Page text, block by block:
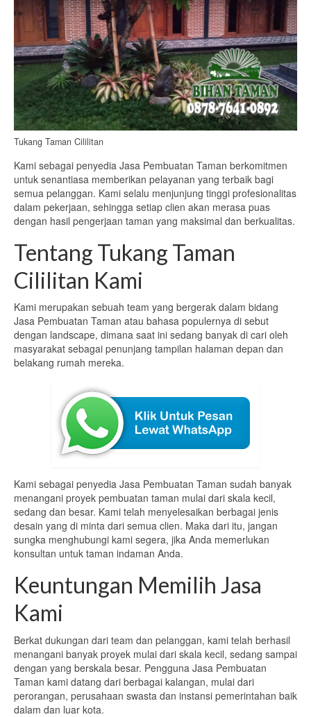
Tukang Taman Cililitan
Kami sebagai penyedia Jasa Pembuatan Taman berkomitmen
untuk senantiasa memberikan pelayanan yang terbaik bagi
semua pelanggan. Kami selalu menjunjung tinggi profesionalitas
dalam pekerjaan, sehingga setiap clien akan merasa puas
dengan hasil pengerjaan taman yang maksimal dan berkualitas.
Tentang Tukang Taman
Cililitan Kami
Kami merupakan sebuah team yang bergerak dalam bidang
Jasa Pembuatan Taman atau bahasa populernya di sebut
dengan landscape, dimana saat ini sedang banyak di cari oleh
masyarakat sebagai penunjang tampilan halaman depan dan
belakang rumah mereka.
Kami sebagai penyedia Jasa Pembuatan Taman sudah banyak
menangani proyek pembuatan taman mulai dari skala kecil,
sedang dan besar. Kami telah menyelesaikan berbagai jenis
desain yang di minta dari semua clien. Maka dari itu, jangan
sungka menghubungi kami segera, jika Anda memerlukan
konsultan untuk taman indaman Anda.
Keuntungan Memilih Jasa
Kami
Berkat dukungan dari team dan pelanggan, kami telah berhasil
menangani banyak proyek mulai dari skala kecil, sedang sampai
dengan yang berskala besar. Pengguna Jasa Pembuatan
Taman kami datang dari berbagai kalangan, mulai dari
perorangan, perusahaan swasta dan instansi pemerintahan baik
dalam dan luar kota.